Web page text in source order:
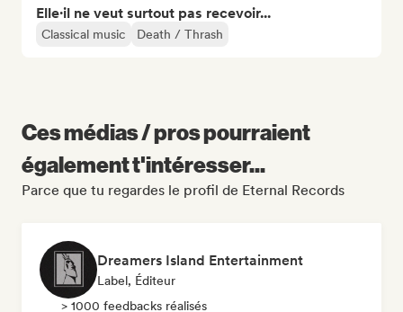
Elle·il ne veut surtout pas recevoir...
Classical music Death / Thrash
Ces médias / pros pourraient
également t'intéresser...
Parce que tu regardes le profil de Eternal Records
Dreamers Island Entertainment
Label, Éditeur
> 1000 feedbacks réalisés